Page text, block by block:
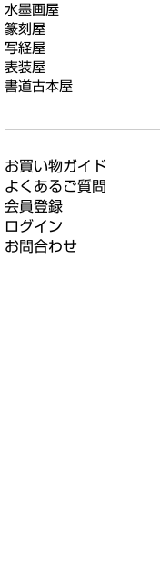
水墨画屋
篆刻屋
写経屋
表装屋
書道古本屋
お買い物ガイド
よくあるご質問
会員登録
ログイン
お問合わせ